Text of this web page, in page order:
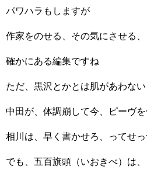
パワハラもしますが
作家をのせる、その気にさせる
確かにある編集ですね
ただ、黒沢とかとは肌があわない
中田が、体調崩して今、ピーヴ
相川は、早く書かせろ、ってせっ
でも、五百旗頭（いおきべ）は